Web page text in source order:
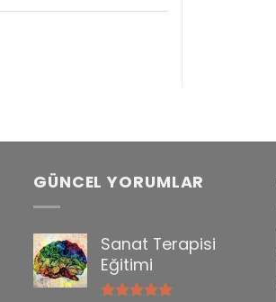
GÜNCEL YORUMLAR
Sanat Terapisi
Eğitimi